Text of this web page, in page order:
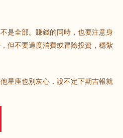
是全部。賺錢的同時，也要注意身
但不要過度消費或冒險投資，穩紮
星座也別灰心，說不定下期吉報就